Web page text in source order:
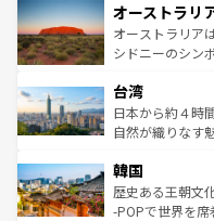
部のニューオー
文化が魅力。旅
しみながら、そ
ならではの贅沢な旅のスタ
情報はコンテン
ワイ島は見逃せ
島だが、静かな
おすすめ。エメ
れるおもてなし
人々、おいしい
ク、伝統的なフ
ワイを、存分に味わってほし
はコンテンツ一
オーストラリ
オーストラリア
シドニーのシン
リアリーフや大
ク）、タスマニ
ど、見どころが
いる。アクティ
ビング、ハイキ
い。オーストラ
台湾
日本から約４時
自然が織りなす
ン）、静ひつな
と山間の静けさ
驚きをもたらし
韓国
歴史ある王朝文
-POPで世界を